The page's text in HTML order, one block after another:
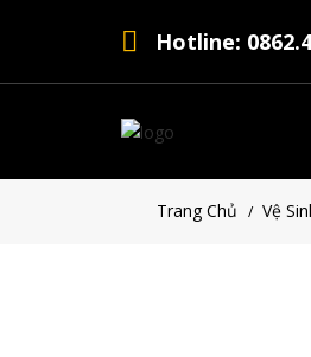
Hotline:
Trang Chủ / Vệ